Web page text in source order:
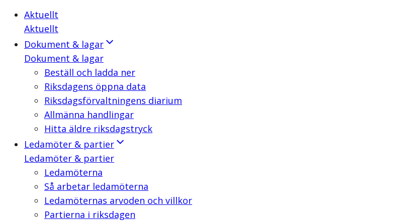
Aktuellt
Aktuellt
Dokument & lagar
Dokument & lagar
Beställ och ladda ner
Riksdagens öppna data
Riksdagsförvaltningens diarium
Allmänna handlingar
Hitta äldre riksdagstryck
Ledamöter & partier
Ledamöter & partier
Ledamöterna
Så arbetar ledamöterna
Ledamöternas arvoden och villkor
Partierna i riksdagen